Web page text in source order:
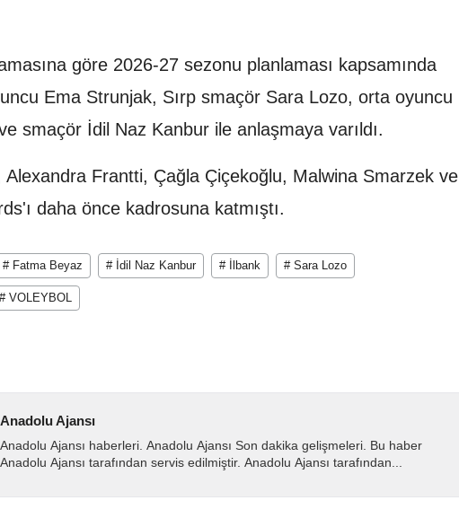
göre 2026-27 sezonu planlaması kapsamında
Ema Strunjak, Sırp smaçör Sara Lozo, orta oyuncu
smaçör İdil Naz Kanbur ile anlaşmaya varıldı.
Alexandra Frantti, Çağla Çiçekoğlu, Malwina Smarzek ve
daha önce kadrosuna katmıştı.
# Fatma Beyaz # İdil Naz Kanbur # İlbank # Sara Lozo
# VOLEYBOL
Anadolu Ajansı
Anadolu Ajansı haberleri. Anadolu Ajansı Son dakika gelişmeleri. Bu haber
Anadolu Ajansı tarafından servis edilmiştir. Anadolu Ajansı tarafından...